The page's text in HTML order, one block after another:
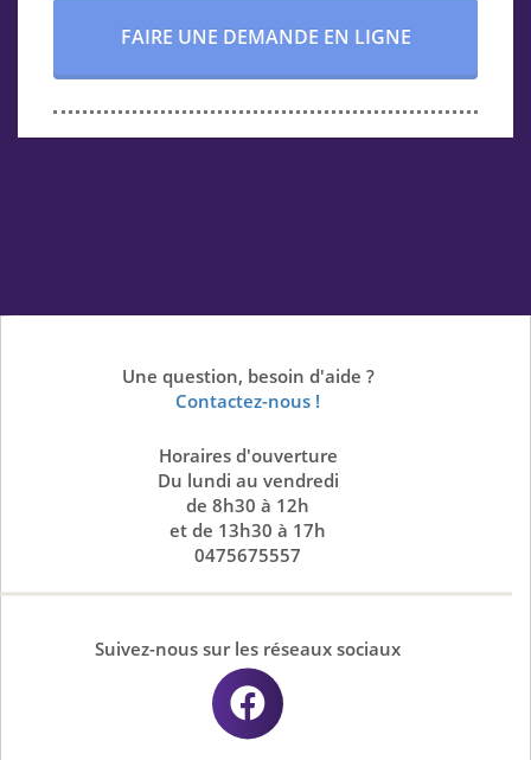
FAIRE UNE DEMANDE EN LIGNE
Une question, besoin d'aide ?
Contactez-nous !
Horaires d'ouverture
Du lundi au vendredi
de 8h30 à 12h
et de 13h30 à 17h
0475675557
Suivez-nous sur les réseaux sociaux